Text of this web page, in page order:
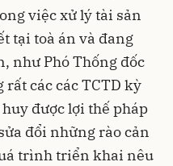
việc xử lý tài sản
tại toà án và đang
như Phó Thống đốc
các các TCTD kỳ
được lợi thế pháp
đổi những rào cản
trình triển khai nêu